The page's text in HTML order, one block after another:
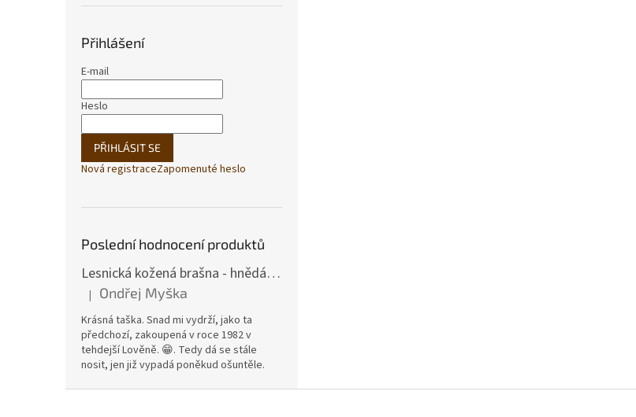
Přihlášení
E-mail
Heslo
PŘIHLÁSIT SE
Nová registraceZapomenuté heslo
Poslední hodnocení produktů
Lesnická kožená brašna - hnědá hovězina
Hodnocení produktu je 5 z 5 hvězdiček.
| Ondřej Myška
Krásná taška. Snad mi vydrží, jako ta
předchozí, zakoupená v roce 1982 v
tehdejší Lověně. 😁. Tedy dá se stále
nosit, jen již vypadá poněkud ošuntěle.